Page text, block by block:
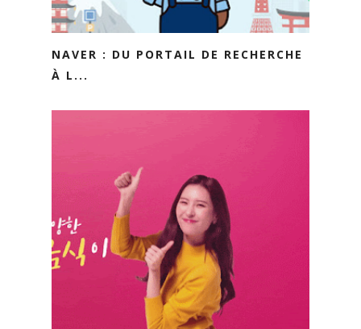
NAVER : DU PORTAIL DE RECHERCHE
À L...